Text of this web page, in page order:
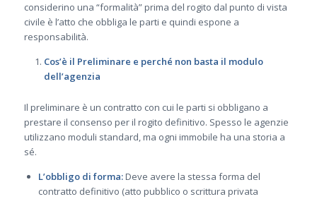
considerino una “formalità” prima del rogito dal punto di vista
civile è l’atto che obbliga le parti e quindi espone a
responsabilità.
Cos’è il Preliminare e perché non basta il modulo
dell’agenzia
Il preliminare è un contratto con cui le parti si obbligano a
prestare il consenso per il rogito definitivo. Spesso le agenzie
utilizzano moduli standard, ma ogni immobile ha una storia a
sé.
L’obbligo di forma:Deve avere la stessa forma del
contratto definitivo (atto pubblico o scrittura privata